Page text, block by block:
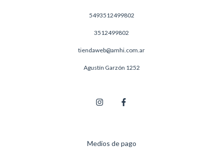
5493512499802
3512499802
tiendaweb@amhi.com.ar
Agustín Garzón 1252
Medios de pago